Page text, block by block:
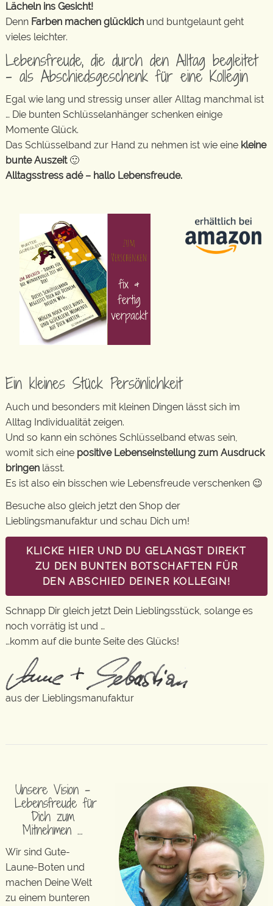
Lächeln ins Gesicht!
Denn Farben machen glücklich und buntgelaunt geht
vieles leichter.
Lebensfreude, die durch den Alltag begleitet
– als Abschiedsgeschenk für eine Kollegin
Egal wie lang und stressig unser aller Alltag manchmal ist
… Die bunten Schlüsselanhänger schenken einige
Momente Glück.
Das Schlüsselband zur Hand zu nehmen ist wie eine kleine
bunte Auszeit🙂
Alltagsstress adé – hallo Lebensfreude.
Ein kleines Stück Persönlichkeit
Auch und besonders mit kleinen Dingen lässt sich im
Alltag Individualität zeigen.
Und so kann ein schönes Schlüsselband etwas sein,
womit sich eine positive Lebenseinstellung zum Ausdruck
bringen lässt.
Es ist also ein bisschen wie Lebensfreude verschenken 😉
Besuche also gleich jetzt den Shop der
Lieblingsmanufaktur und schau Dich um!
KLICKE HIER UND DU GELANGST DIREKT
ZU DEN BUNTEN BOTSCHAFTEN FÜR
DEN ABSCHIED DEINER KOLLEGIN!
Schnapp Dir gleich jetzt Dein Lieblingsstück, solange es
noch vorrätig ist und …
…komm auf die bunte Seite des Glücks!
aus der Lieblingsmanufaktur
Unsere Vision –
Lebensfreude für
Dich zum
Mitnehmen …
Wir sind Gute-
Laune-Boten und
machen Deine Welt
zu einem bunteren